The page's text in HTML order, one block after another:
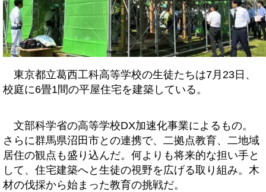
東京都立葛西工科高等学校の生徒たちは7月23日、
校庭に6畳1間の平屋住宅を建築している。
文部科学省の高等学校DX加速化事業によるもの。
さらに群馬県沼田市との連携で、二拠点教育、二地域
居住の観点も盛り込んだ。何よりも将来的な担い手と
して、住宅建築へと生徒の視野を広げる取り組み。木
材の伐採から始まった教育の挑戦だ。